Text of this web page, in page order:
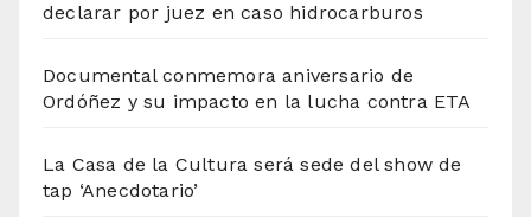
declarar por juez en caso hidrocarburos
Documental conmemora aniversario de
Ordóñez y su impacto en la lucha contra ETA
La Casa de la Cultura será sede del show de
tap ‘Anecdotario’